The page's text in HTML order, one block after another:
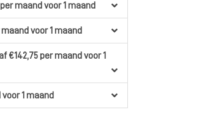
per maand voor 1 maand
voor 1 maand
€142,75per maand voor 1
voor 1 maand